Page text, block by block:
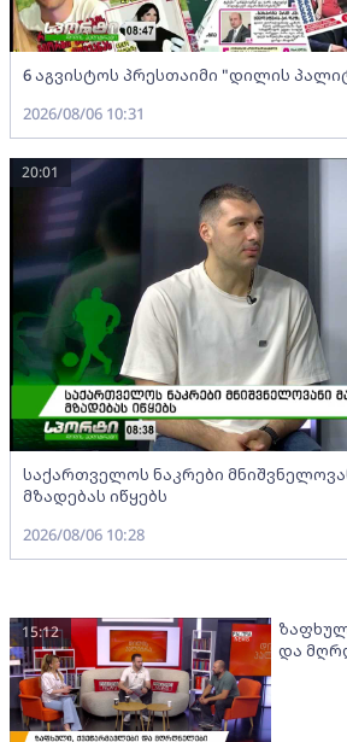
6 აგვისტოს პრესთაიმი "დილის
2026/08/06 10:31
საქართველოს ნაკრები
მზადებას იწყებს
20:01
2026/08/06 10:28
და
15:12